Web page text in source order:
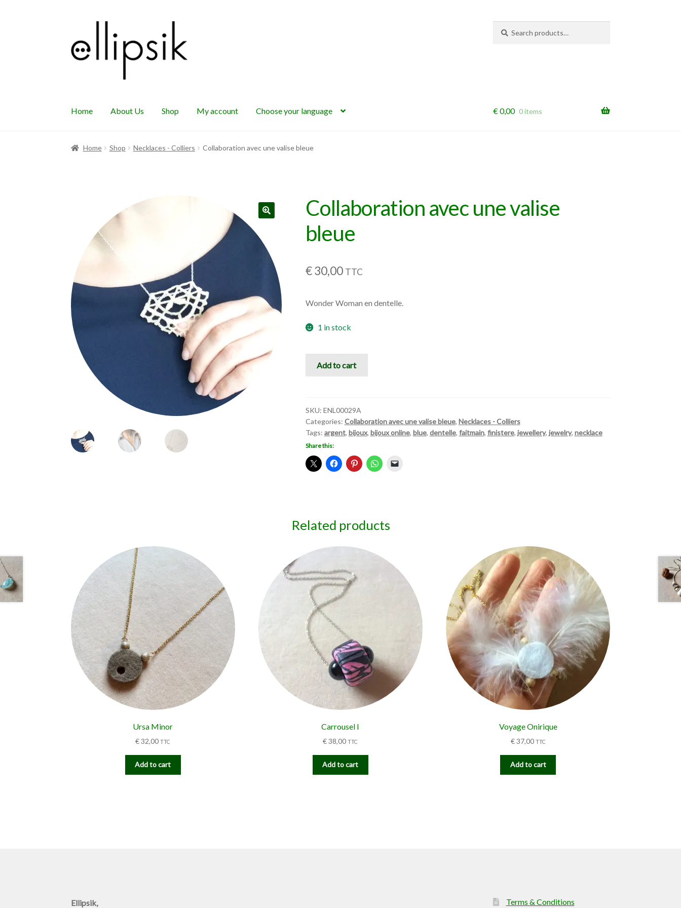
to
navigation
to
content
for:
Home About Us Shop My account Choose your language €0,00 0 items
Home Shop Necklaces - Colliers Collaboration avec une valise bleue
Collaboration avec une valise
bleue
€30,00 TTC
Wonder Woman en dentelle.
1 in stock
bleue
quantity
Add to cart
SKU: ENL00029A
Categories: Collaboration avec une valise bleue, Necklaces - Colliers
Tags: argent, bijoux, bijoux online, blue, dentelle, faitmain, finistere, jewellery, jewelry, necklace
Share this:
Related products
Ursa Minor
€32,00 TTC
Add to cart
Carrousel I
€38,00 TTC
Add to cart
Voyage Onirique
€37,00 TTC
Add to cart
Ellipsik, Terms & Conditions